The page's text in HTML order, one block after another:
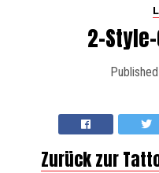
2-
Zurück zur